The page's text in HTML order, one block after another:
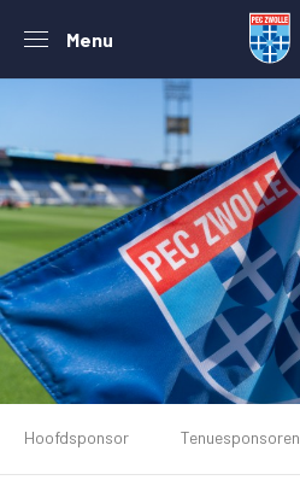
Menu
De club
Hoofdsponsor Tenuesponsoren